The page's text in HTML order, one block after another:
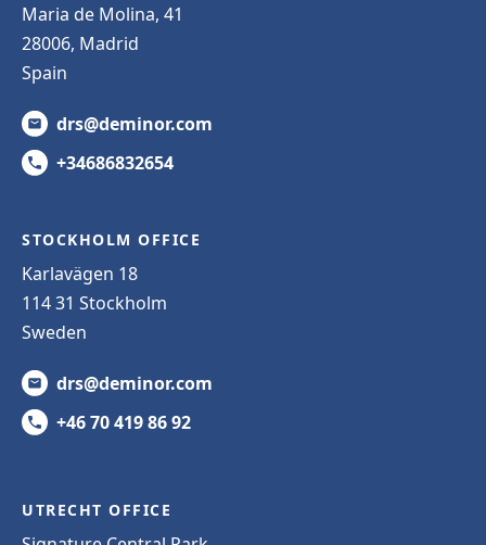
Maria de Molina, 41
28006, Madrid
Spain
drs@deminor.com
+34686832654
STOCKHOLM OFFICE
Karlavägen 18
114 31 Stockholm
Sweden
drs@deminor.com
+46 70 419 86 92
UTRECHT OFFICE